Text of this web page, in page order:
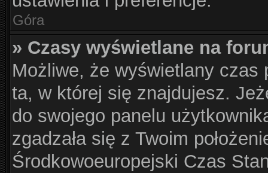
Góra
» Czasy wyświetlane na
Możliwe, że wyświetlany
ta, w której się znajdujesz.
do swojego panelu
zgadzała się z Twoim
Środkowoeuropejski Czas